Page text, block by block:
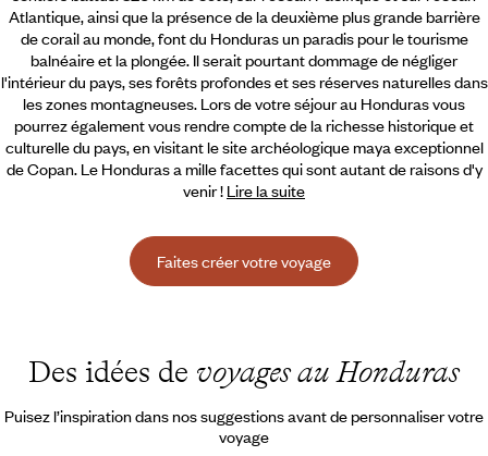
Atlantique, ainsi que la présence de la deuxième plus grande barrière
de corail au monde, font du Honduras un paradis pour le tourisme
balnéaire et la plongée. Il serait pourtant dommage de négliger
l'intérieur du pays, ses forêts profondes et ses réserves naturelles dans
les zones montagneuses. Lors de votre séjour au Honduras vous
pourrez également vous rendre compte de la richesse historique et
culturelle du pays,en visitant le site archéologique maya exceptionnel
de Copan. Le Honduras a mille facettes qui sont autant de raisons d'y
venir ! Lire la suite
Faites créer votre voyage
Des idées de voyages au Honduras
Puisez l’inspiration dans nos suggestions avant de personnaliser votre
voyage